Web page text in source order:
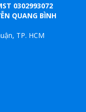
0302993072
QUANG BÌNH
TP. HCM